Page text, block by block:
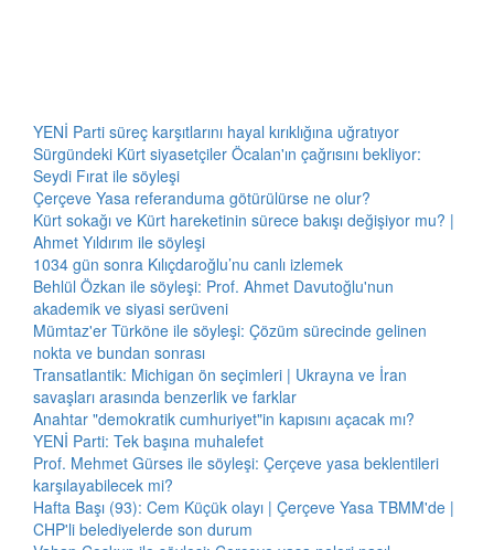
YENİ Parti süreç karşıtlarını hayal kırıklığına uğratıyor
Sürgündeki Kürt siyasetçiler Öcalan'ın çağrısını bekliyor:
Seydi Fırat ile söyleşi
Çerçeve Yasa referanduma götürülürse ne olur?
Kürt sokağı ve Kürt hareketinin sürece bakışı değişiyor mu? |
Ahmet Yıldırım ile söyleşi
1034 gün sonra Kılıçdaroğlu’nu canlı izlemek
Behlül Özkan ile söyleşi: Prof. Ahmet Davutoğlu'nun
akademik ve siyasi serüveni
Mümtaz'er Türköne ile söyleşi: Çözüm sürecinde gelinen
nokta ve bundan sonrası
Transatlantik: Michigan ön seçimleri | Ukrayna ve İran
savaşları arasında benzerlik ve farklar
Anahtar "demokratik cumhuriyet"in kapısını açacak mı?
YENİ Parti: Tek başına muhalefet
Prof. Mehmet Gürses ile söyleşi: Çerçeve yasa beklentileri
karşılayabilecek mi?
Hafta Başı (93): Cem Küçük olayı | Çerçeve Yasa TBMM'de |
CHP'li belediyelerde son durum